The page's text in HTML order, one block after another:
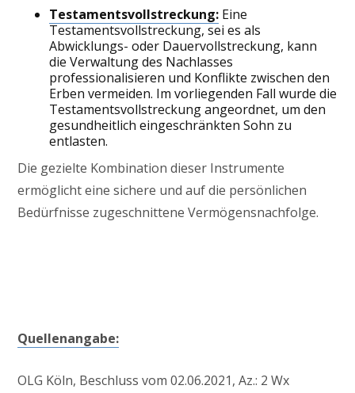
Testamentsvollstreckung: Eine
Testamentsvollstreckung, sei es als
Abwicklungs- oder Dauervollstreckung, kann
die Verwaltung des Nachlasses
professionalisieren und Konflikte zwischen den
Erben vermeiden. Im vorliegenden Fall wurde die
Testamentsvollstreckung angeordnet, um den
gesundheitlich eingeschränkten Sohn zu
entlasten.
Die gezielte Kombination dieser Instrumente
ermöglicht eine sichere und auf die persönlichen
Bedürfnisse zugeschnittene Vermögensnachfolge.
Quellenangabe:
OLG Köln, Beschluss vom 02.06.2021, Az.: 2 Wx